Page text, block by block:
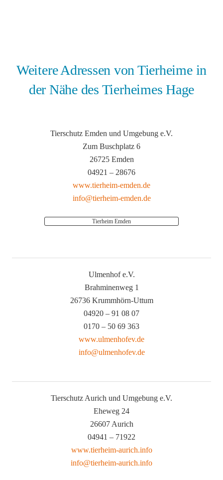
Weitere Adressen von Tierheime in
der Nähe des Tierheimes Hage
Tierschutz Emden und Umgebung e.V.
Zum Buschplatz 6
26725 Emden
04921 – 28676
www.tierheim-emden.de
info@tierheim-emden.de
Tierheim Emden
Ulmenhof e.V.
Brahminenweg 1
26736 Krummhörn-Uttum
04920 – 91 08 07
0170 – 50 69 363
www.ulmenhofev.de
info@ulmenhofev.de
Tierschutz Aurich und Umgebung e.V.
Eheweg 24
26607 Aurich
04941 – 71922
www.tierheim-aurich.info
info@tierheim-aurich.info